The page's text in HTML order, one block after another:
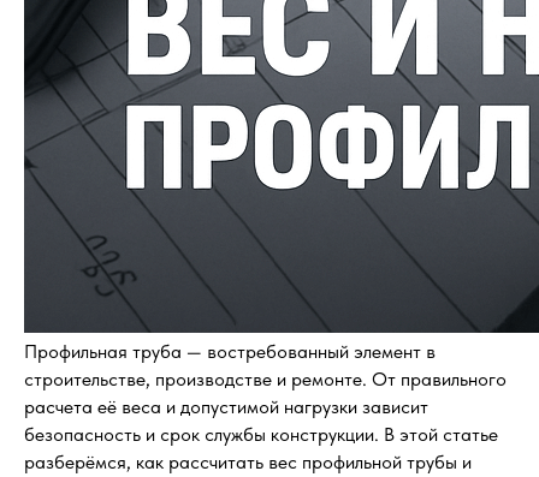
Профильная труба — востребованный элемент в
строительстве, производстве и ремонте. От правильного
расчета её веса и допустимой нагрузки зависит
безопасность и срок службы конструкции. В этой статье
разберёмся, как рассчитать вес профильной трубы и